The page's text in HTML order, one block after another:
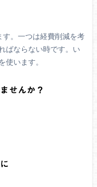
。一つは経費削減を考
ばならない時です。い
使います。